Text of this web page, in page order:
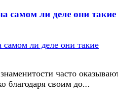
самом ли деле они такие
часто
благодаря своим до...